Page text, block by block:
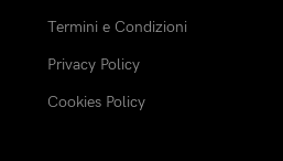
Termini e Condizioni
Privacy Policy
Cookies Policy